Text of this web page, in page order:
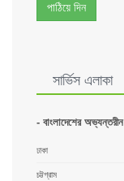
পাঠিয়ে দিন
সার্ভিস এলাকা
- বাংলাদেশের অভ্যন্তরীন
ঢাকা
চট্টগ্রাম